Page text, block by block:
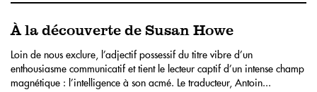
À la découverte de Susan Howe
Loin de nous exclure, l’adjectif possessif du titre vibre d’un
enthousiasme communicatif et tient le lecteur captif d’un intense champ
magnétique : l’intelligence à son acmé. Le traducteur, Antoin...